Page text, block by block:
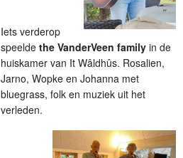
Iets verderop
speelde the VanderVeen family in de
huiskamer van It Wâldhûs. Rosalien,
Jarno, Wopke en Johanna met
bluegrass, folk en muziek uit het
verleden.